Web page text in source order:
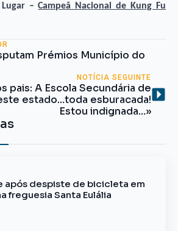
Lugar –Campeã Nacional de Kung Fu
Prémios Município do
NOTÍCIA SEGUINTE
pais: A Escola Secundária de
estado…toda esburacada!
Estou indignada…»
após despiste de bicicleta em
freguesia Santa Eulália